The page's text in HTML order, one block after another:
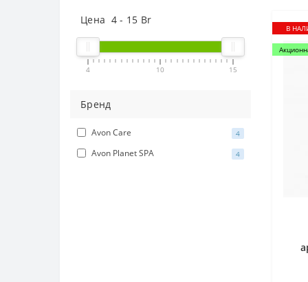
Цена 4 - 15 Br
4 10 15
Бренд
Avon Care 4
Avon Planet SPA 4
В